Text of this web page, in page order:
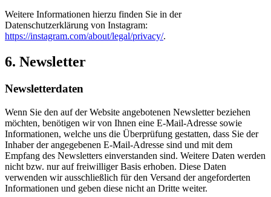
Weitere Informationen hierzu finden Sie in der
Datenschutzerklärung von Instagram:
https://instagram.com/about/legal/privacy/.
6. Newsletter
Newsletter­daten
Wenn Sie den auf der Website angebotenen Newsletter beziehen
möchten, benötigen wir von Ihnen eine E-Mail-Adresse sowie
Informationen, welche uns die Überprüfung gestatten, dass Sie der
Inhaber der angegebenen E-Mail-Adresse sind und mit dem
Empfang des Newsletters einverstanden sind. Weitere Daten werden
nicht bzw. nur auf freiwilliger Basis erhoben. Diese Daten
verwenden wir ausschließlich für den Versand der angeforderten
Informationen und geben diese nicht an Dritte weiter.